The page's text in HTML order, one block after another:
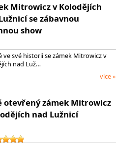
Mitrowicz v Kolodějích
se zábavnou
show
ve své historii se zámek Mitrowicz v
nad Luž…
více »
otevřený zámek Mitrowicz
nad Lužnicí